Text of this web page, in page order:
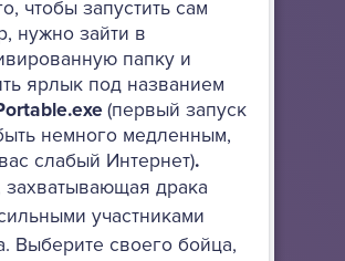
чтобы запустить сам
нужно зайти в
папку и
ярлык под названием
(первый запуск
немного медленным,
слабый Интернет).
захватывающая драка
участниками
Выберите своего бойца,